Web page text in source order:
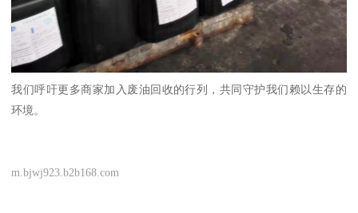
我们呼吁更多商家加入废油回收的行列，共同守护我们赖以生存的
环境。
m.bjwj923.b2b168.com